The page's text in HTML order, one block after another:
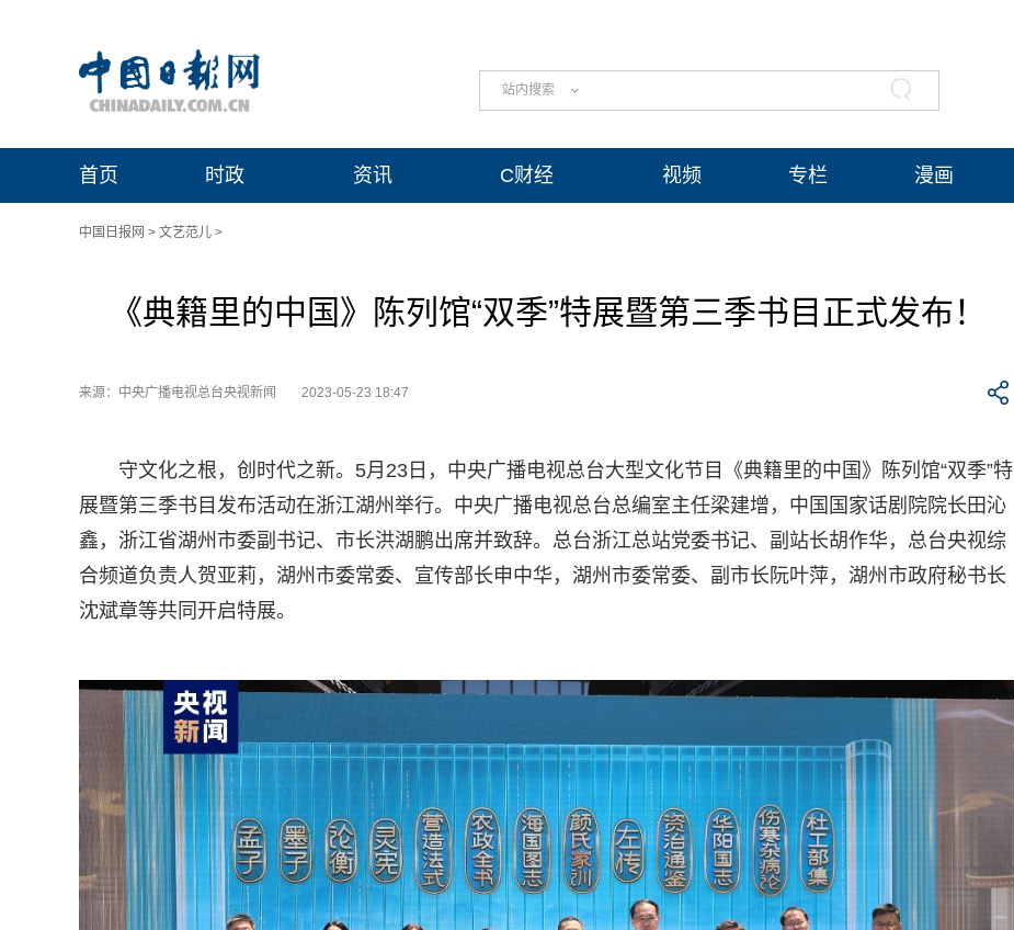
站内搜索
首页 时政 资讯 C财经 视频 专栏 漫画
中国日报网 > 文艺范儿 >
《典籍里的中国》陈列馆“双季”特展暨第三季书目正式发布！
来源：中央广播电视总台央视新闻 2023-05-23 18:47
守文化之根，创时代之新。5月23日，中央广播电视总台大型文化节目《典籍里的中国》陈列馆“双季”特
展暨第三季书目发布活动在浙江湖州举行。中央广播电视总台总编室主任梁建增，中国国家话剧院院长田沁
鑫，浙江省湖州市委副书记、市长洪湖鹏出席并致辞。总台浙江总站党委书记、副站长胡作华，总台央视综
合频道负责人贺亚莉，湖州市委常委、宣传部长申中华，湖州市委常委、副市长阮叶萍，湖州市政府秘书长
沈斌章等共同开启特展。